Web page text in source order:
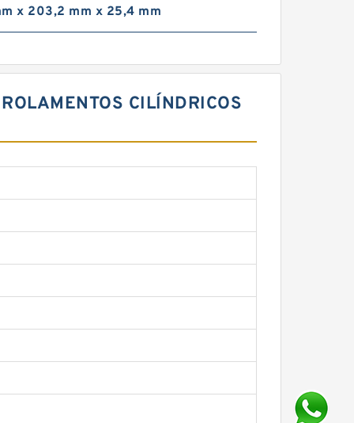
x 203,2 mm x 25,4 mm
CILÍNDRICOS